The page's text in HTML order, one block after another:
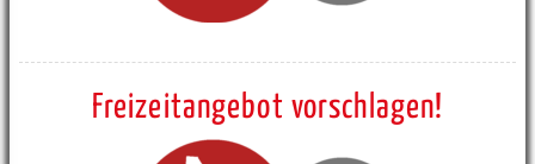
Freizeitangebot vorschlagen!